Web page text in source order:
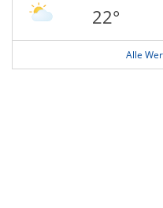
22°
Alle